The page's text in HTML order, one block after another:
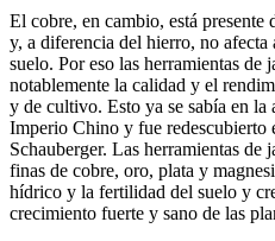
El cobre, en cambio, está presente
y, a diferencia del hierro, no
suelo. Por eso las herramientas de
notablemente la calidad y el
y de cultivo. Esto ya se sabía en
Imperio Chino y fue redescubierto
Schauberger. Las herramientas de
finas de cobre, oro, plata y
hídrico y la fertilidad del suelo y
crecimiento fuerte y sano de las